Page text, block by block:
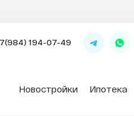
звонок
194-07-49
Новостройки Ипотека